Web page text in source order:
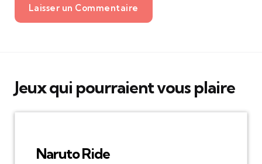
Laisser un Commentaire
Jeux qui pourraient vous plaire
Naruto Ride